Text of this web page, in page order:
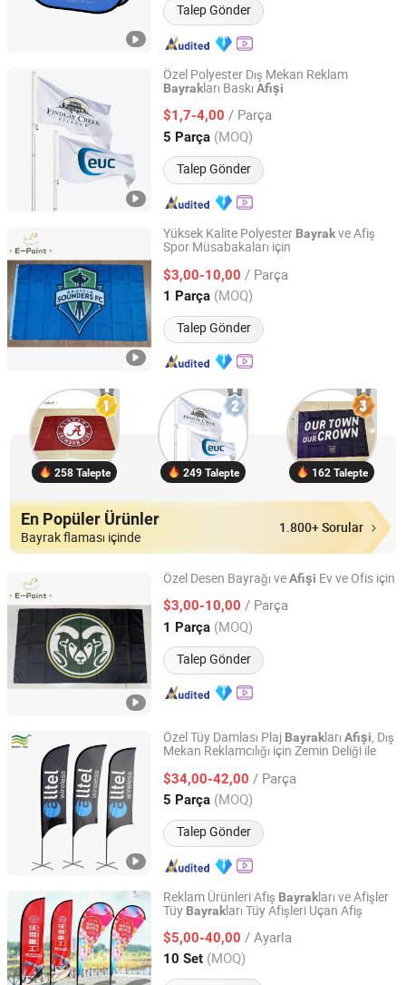
Talep Gönder
Özel Polyester Dış Mekan Reklam
Bayrakları Baskı Afişi
$1,7-4,00 / Parça
5 Parça (MOQ)
Talep Gönder
Changzhou Onestopflag Co., Ltd.
Jiangsu, China Fiyat 2021
Yüksek Kalite Polyester Bayrakve Afiş
Spor Müsabakaları için
$3,00-10,00 / Parça
1 Parça (MOQ)
Talep Gönder
Weifang E-Point Trading Co., Ltd.
Shandong, China Fiyat 2021
258 Talepte 249 Talepte 162 Talepte
En Popüler Ürünler
Bayrak flaması içinde
1.800+ Sorular
Özel Desen Bayrağı veAfişi Ev ve Ofis için
$3,00-10,00 / Parça
1 Parça (MOQ)
Talep Gönder
Weifang E-Point Trading Co., Ltd.
Shandong, China Fiyat 2021
Özel Tüy Damlası Plaj Bayrakları Afişi, Dış
Mekan Reklamcılığı için Zemin Deliği ile
$34,00-42,00 / Parça
5 Parça (MOQ)
Talep Gönder
Xiamen Novelty Flag Co., Ltd.
Fujian, China Fiyat 2007
Reklam Ürünleri Afiş Bayrakları ve Afişler
Tüy Bayrakları Tüy Afişleri Uçan Afiş
$5,00-40,00 / Ayarla
10 Set (MOQ)
Peipei(Guangzhou) Trading Company Ltd
Guangdong, China Fiyat 2022